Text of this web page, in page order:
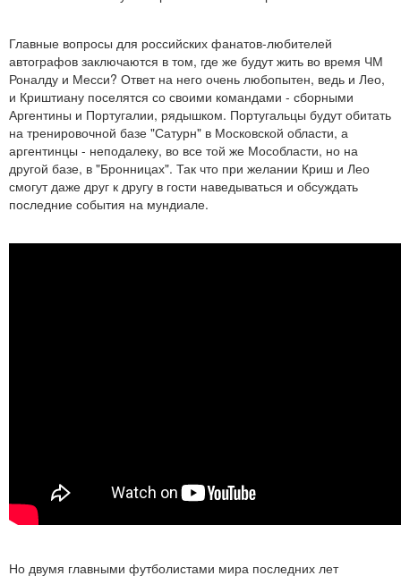
Главные вопросы для российских фанатов-любителей
автографов заключаются в том, где же будут жить во время ЧМ
Роналду и Месси? Ответ на него очень любопытен, ведь и Лео,
и Криштиану поселятся со своими командами - сборными
Аргентины и Португалии, рядышком. Португальцы будут обитать
на тренировочной базе "Сатурн" в Московской области, а
аргентинцы - неподалеку, во все той же Мособласти, но на
другой базе, в "Бронницах". Так что при желании Криш и Лео
смогут даже друг к другу в гости наведываться и обсуждать
последние события на мундиале.
Но двумя главными футболистами мира последних лет